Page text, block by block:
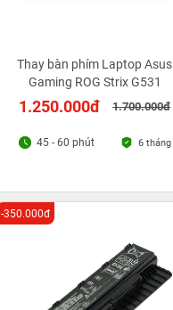
Thay bàn phím Laptop Asus
Gaming ROG Strix G531
1.250.000đ 1.700.000đ
45 - 60 phút 6 tháng
-350.000đ